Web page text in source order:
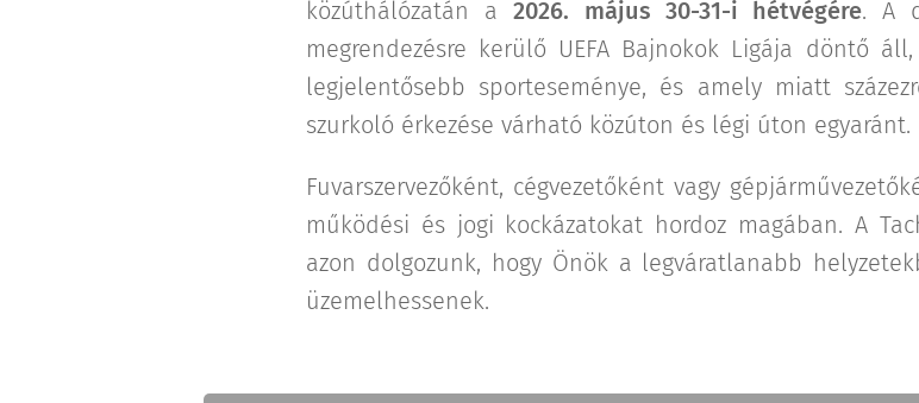
közúthálózatán a2026. május 30-31-i hétvégére. A
megrendezésre kerülő UEFA Bajnokok Ligája döntő
legjelentősebb sporteseménye, és amely miatt
szurkoló érkezése várható közúton és légi úton egyaránt.
Fuvarszervezőként, cégvezetőként vagy
működési és jogi kockázatokat hordoz magában. A
azon dolgozunk, hogy Önök a legváratlanabb
üzemelhessenek.